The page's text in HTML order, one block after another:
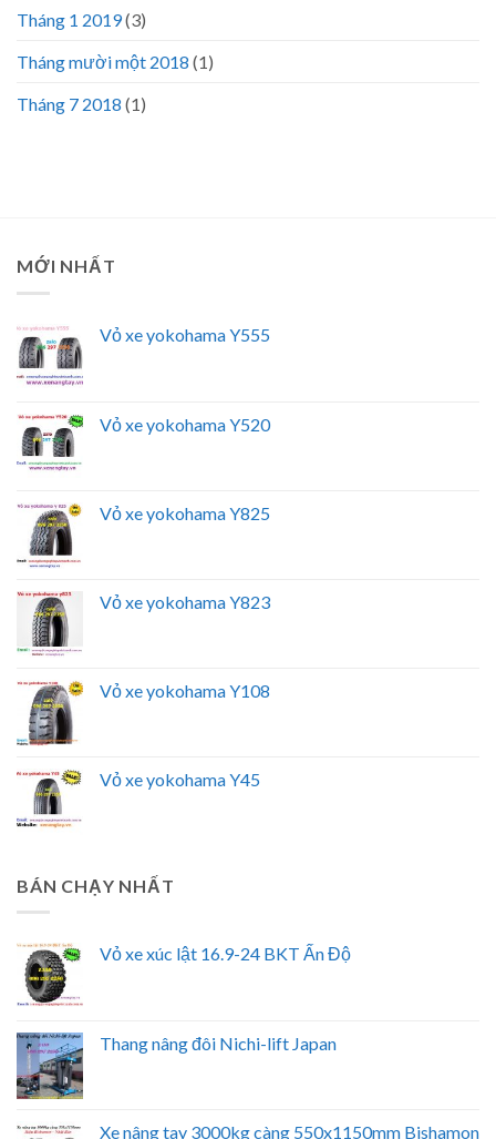
Tháng 1 2019(3)
Tháng mười một 2018 (1)
Tháng 7 2018 (1)
MỚI NHẤT
Vỏ xe yokohama Y555
Vỏ xe yokohama Y520
Vỏ xe yokohama Y825
Vỏ xe yokohama Y823
Vỏ xe yokohama Y108
Vỏ xe yokohama Y45
BÁN CHẠY NHẤT
Vỏ xe xúc lật 16.9-24 BKT Ấn Độ
Thang nâng đôi Nichi-lift Japan
Xe nâng tay 3000kg càng 550x1150mm Bishamon